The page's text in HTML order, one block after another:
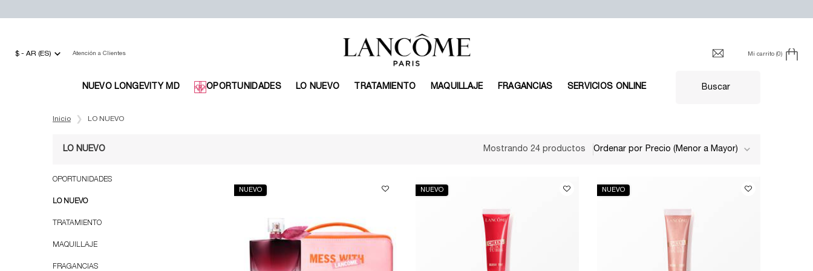
$ - AR (ES) Atención a Clientes Mi carrito 0
0 producto en el carrito
NUEVO LONGEVITY MD OPORTUNIDADES LO NUEVO TRATAMIENTO MAQUILLAJE FRAGANCIAS SERVICIOS ONLINE Buscar
Inicio
LO NUEVO
LO NUEVO Mostrando 24 productos Ordenar por
OPORTUNIDADES
LO NUEVO
TRATAMIENTO
MAQUILLAJE
FRAGANCIAS
NUEVO NUEVO NUEVO